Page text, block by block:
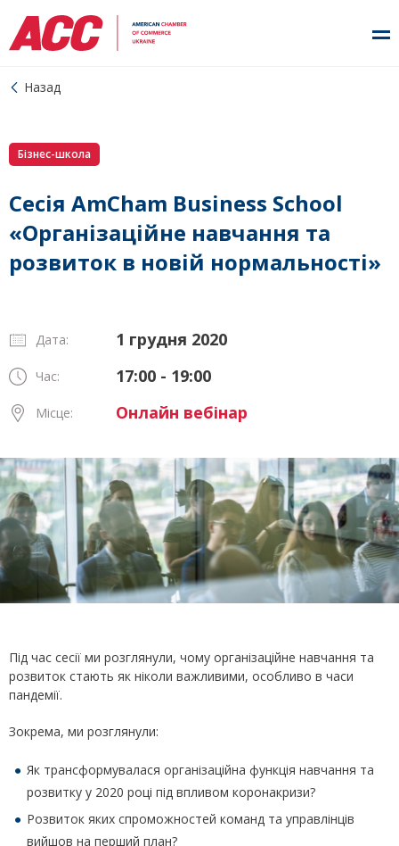
Назад
Бізнес-школа
Сесія AmCham Business School
«Організаційне навчання та
розвиток в новій нормальності»
Дата: 1 грудня 2020
Час: 17:00 - 19:00
Місце: Онлайн вебінар
Під час сесії ми розглянули, чому організаційне навчання та
розвиток стають як ніколи важливими, особливо в часи
пандемії.
Зокрема, ми розглянули:
Як трансформувалася організаційна функція навчання та
розвитку у 2020 році під впливом коронакризи?
Розвиток яких спроможностей команд та управлінців
вийшов на перший план?